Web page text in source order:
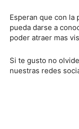
Esperan que con la
pueda darse a
poder atraer mas
Si te gusto no
nuestras redes